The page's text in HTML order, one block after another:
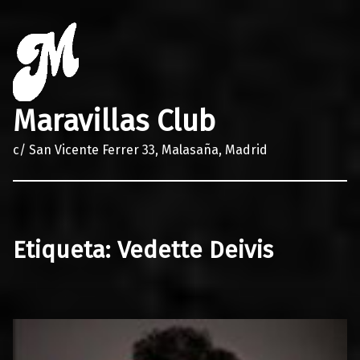
Maravillas Club
c/ San Vicente Ferrer 33, Malasaña, Madrid
Etiqueta: Vedette Deivis